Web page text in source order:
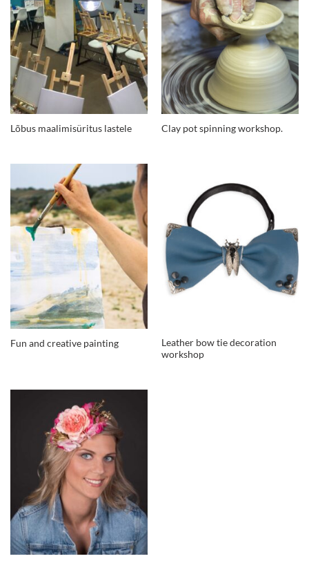
Lõbus maalimisüritus lastele Clay pot spinning workshop.
Fun and creative painting
Leather bow tie decoration
workshop